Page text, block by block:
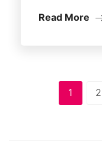
Read More
1 2